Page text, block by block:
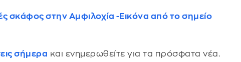
σκάφος στην Αμφιλοχία -Εικόνα από το σημείο
σήμερα και ενημερωθείτε για τα πρόσφατα νέα.